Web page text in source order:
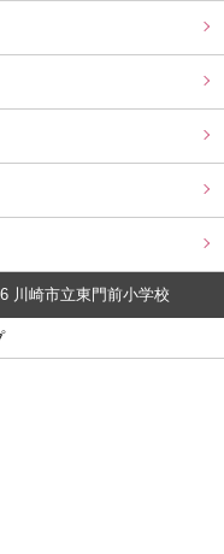
川崎市立東門前小学校